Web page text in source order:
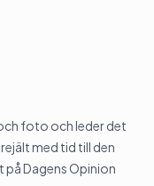
foto och leder det
med tid till den
Dagens Opinion